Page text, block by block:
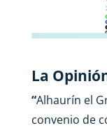
La
“Alhaurín el
convenio de